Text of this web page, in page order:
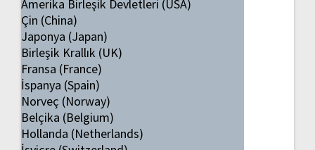
Amerika Birleşik Devletleri (USA)
Çin (China)
Japonya (Japan)
Birleşik Krallık (UK)
Fransa (France)
İspanya (Spain)
Norveç (Norway)
Belçika (Belgium)
Hollanda (Netherlands)